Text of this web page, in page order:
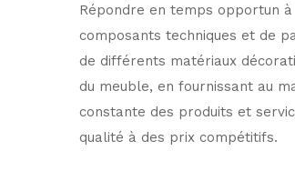
Répondre en temps opportun
composants techniques et de
de différents matériaux
du meuble, en fournissant au
constante des produits et
qualité à des prix compétitifs.